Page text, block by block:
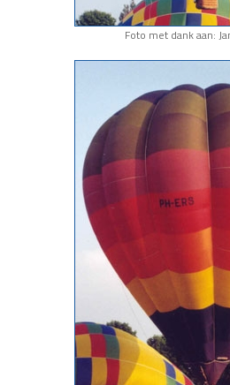
Foto met dank aan: